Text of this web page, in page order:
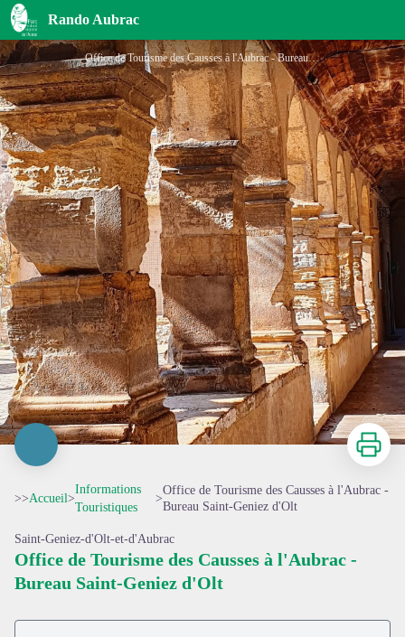
Rando Aubrac
Office de Tourisme des Causses à l'Aubrac - Bureau Saint-Geniez - Office de Tourisme des Causses à l'Aubrac
Imprimer
>>Accueil>
Informations
Touristiques
>
Office de Tourisme des Causses à l'Aubrac -
Bureau Saint-Geniez d'Olt
Saint-Geniez-d'Olt-et-d'Aubrac
Office de Tourisme des Causses à l'Aubrac -
Bureau Saint-Geniez d'Olt